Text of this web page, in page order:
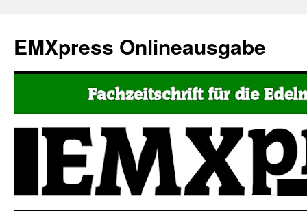
EMXpress Onlineausgabe